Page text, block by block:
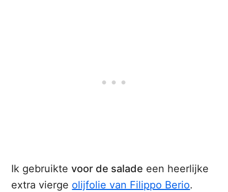
Ik gebruiktevoor de salade een heerlijke
extra vierge olijfolie van Filippo Berio.